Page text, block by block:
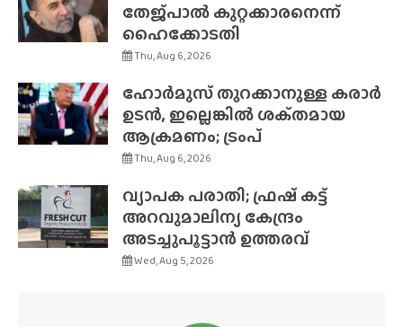
തേജ്‌പാൽ കുറ്റക്കാരനെന്ന്
ഹൈക്കോടതി
Thu, Aug 6, 2026
ഹോർമുസ് തുറക്കാനുള്ള കരാർ
ഉടൻ, ഇല്ലെങ്കിൽ ശക്‌തമായ
ആക്രമണം; ട്രംപ്
Thu, Aug 6, 2026
വ്യാപക പരാതി; ഫ്രഷ് കട്ട്
അറവുമാലിന്യ കേന്ദ്രം
അടച്ചുപൂട്ടാൻ ഉത്തരവ്
Wed, Aug 5, 2026